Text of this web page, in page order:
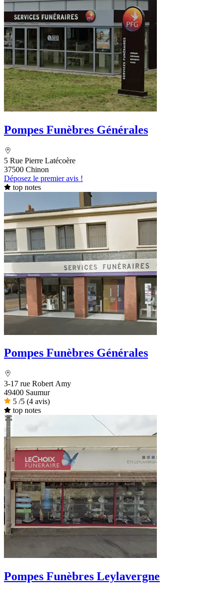
Pompes Funèbres Générales
5 Rue Pierre Latécoère
37500 Chinon
Déposez le premier avis !
top notes
Pompes Funèbres Générales
3-17 rue Robert Amy
49400 Saumur
5 /5 (4 avis)
top notes
Pompes Funèbres Leylavergne